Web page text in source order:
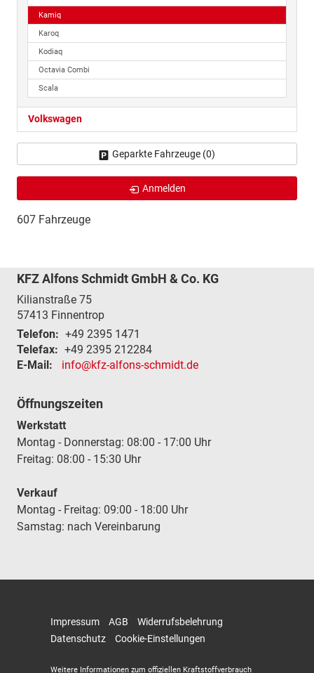
Kamiq
Karoq
Kodiaq
Octavia Combi
Scala
Volkswagen
Geparkte Fahrzeuge (0)
Anmelden
607 Fahrzeuge
KFZ Alfons Schmidt GmbH & Co. KG
Kilianstraße 75
57413 Finnentrop
Telefon: +49 2395 1471
Telefax: +49 2395 212284
E-Mail:
info@kfz-alfons-schmidt.de
Öffnungszeiten
Werkstatt
Montag - Donnerstag: 08:00 - 17:00 Uhr
Freitag: 08:00 - 15:30 Uhr
Verkauf
Montag - Freitag: 09:00 - 18:00 Uhr
Samstag: nach Vereinbarung
Impressum AGB
Widerrufsbelehrung
Datenschutz
Cookie-Einstellungen
Weitere Informationen zum offiziellen Kraftstoffverbrauch